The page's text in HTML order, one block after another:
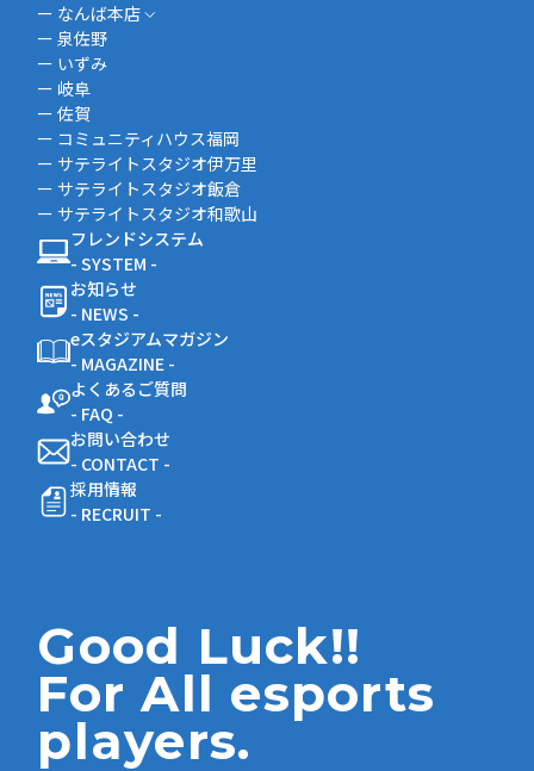
ー なんば本店
ー 泉佐野
ー いずみ
ー 岐阜
ー 佐賀
ー コミュニティハウス福岡
ー サテライトスタジオ伊万里
ー サテライトスタジオ飯倉
ー サテライトスタジオ和歌山
フレンドシステム
- SYSTEM -
お知らせ
- NEWS -
eスタジアムマガジン
- MAGAZINE -
よくあるご質問
- FAQ -
お問い合わせ
- CONTACT -
採用情報
- RECRUIT -
Good Luck!!
For All esports
players.